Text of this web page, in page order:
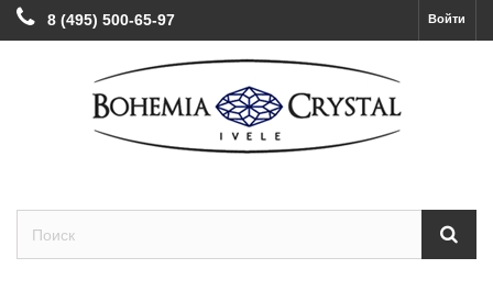
Войти
8 (495) 500-65-97